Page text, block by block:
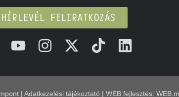
HÍRLEVÉL FELIRATKOZÁS
| Adatkezelési tájékoztató| WEB.fejlesztés: